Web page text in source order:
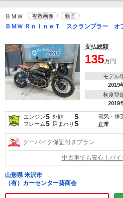
ＢＭＷ 複数画像 動画
ＢＭＷ ＲｎｉｎｅＴ スクランブラー オ
支払総額
135万円
モデル
2019
初度登
2019
エンジン5 外観 5
フレーム5 足まわり 5
電気・保
正常
グーバイク保証付きプラン
中古車でも安心！バイ
山形県 米沢市
（有）カーセンター葵商会